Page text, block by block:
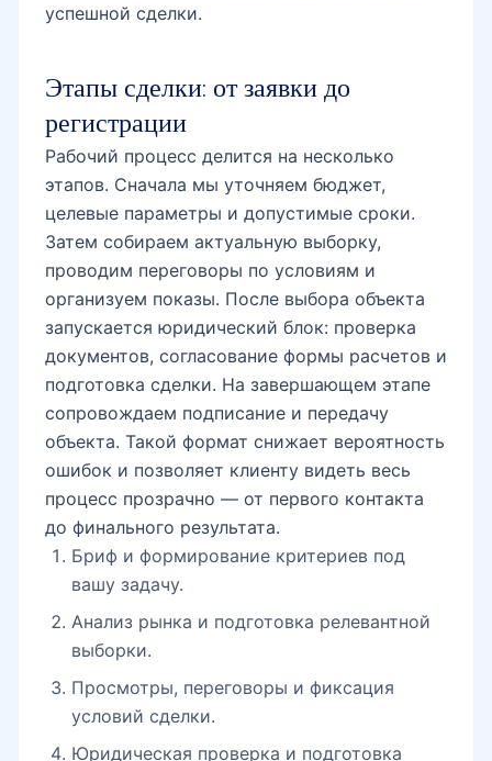
успешной сделки.
Этапы сделки: от заявки до
регистрации
Рабочий процесс делится на несколько
этапов. Сначала мы уточняем бюджет,
целевые параметры и допустимые сроки.
Затем собираем актуальную выборку,
проводим переговоры по условиям и
организуем показы. После выбора объекта
запускается юридический блок: проверка
документов, согласование формы расчетов и
подготовка сделки. На завершающем этапе
сопровождаем подписание и передачу
объекта. Такой формат снижает вероятность
ошибок и позволяет клиенту видеть весь
процесс прозрачно — от первого контакта
до финального результата.
Бриф и формирование критериев под
вашу задачу.
Анализ рынка и подготовка релевантной
выборки.
Просмотры, переговоры и фиксация
условий сделки.
Юридическая проверка и подготовка